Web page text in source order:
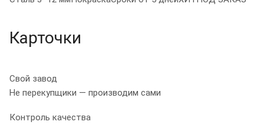
Карточки
Свой завод
Не перекупщики — производим сами
Контроль качества